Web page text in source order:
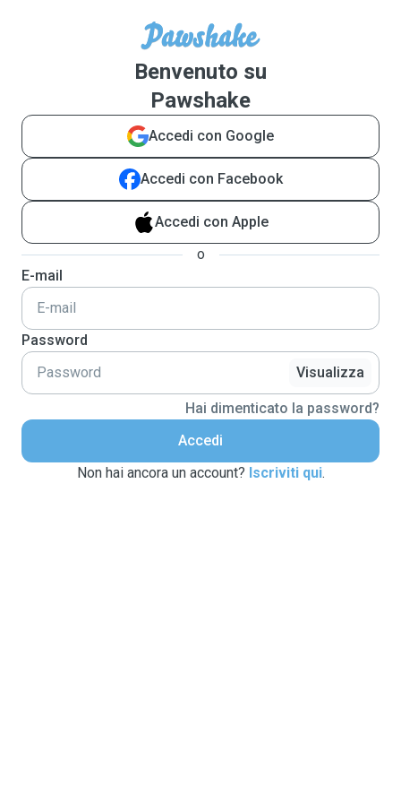
Benvenuto su
Pawshake
Accedi con Google
Accedi con Facebook
Accedi con Apple
o
E-mail
Password
Visualizza
Hai dimenticato la password?
Accedi
Non hai ancora un account? Iscriviti qui.